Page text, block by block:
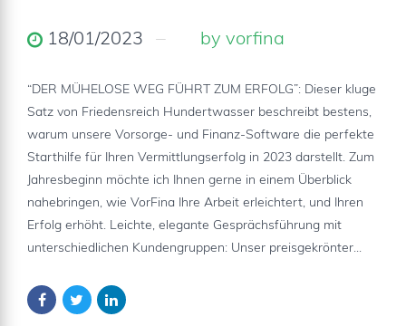
18/01/2023 by vorfina
“DER MÜHELOSE WEG FÜHRT ZUM ERFOLG”: Dieser kluge
Satz von Friedensreich Hundertwasser beschreibt bestens,
warum unsere Vorsorge- und Finanz-Software die perfekte
Starthilfe für Ihren Vermittlungserfolg in 2023 darstellt. Zum
Jahresbeginn möchte ich Ihnen gerne in einem Überblick
nahebringen, wie VorFina Ihre Arbeit erleichtert, und Ihren
Erfolg erhöht. Leichte, elegante Gesprächsführung mit
unterschiedlichen Kundengruppen: Unser preisgekrönter...